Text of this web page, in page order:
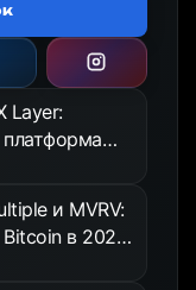
Layer:
платформа
и MVRV:
в 2026